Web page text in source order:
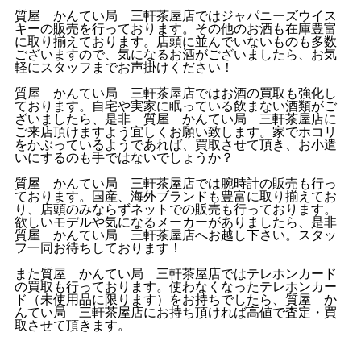
質屋 かんてい局 三軒茶屋店ではジャパニーズウイス
キーの販売を行っております。その他のお酒も在庫豊富
に取り揃えております。店頭に並んでいないものも多数
ございますので、気になるお酒がございましたら、お気
軽にスタッフまでお声掛けください！
質屋 かんてい局 三軒茶屋店ではお酒の買取も強化し
ております。自宅や実家に眠っている飲まない酒類がご
ざいましたら、是非 質屋 かんてい局 三軒茶屋店に
ご来店頂けますよう宜しくお願い致します。家でホコリ
をかぶっているようであれば、買取させて頂き、お小遣
いにするのも手ではないでしょうか？
質屋 かんてい局 三軒茶屋店では腕時計の販売も行っ
ております。国産、海外ブランドも豊富に取り揃えてお
り、店頭のみならずネットでの販売も行っております。
欲しいモデルや気になるメーカーがありましたら、是非
質屋 かんてい局 三軒茶屋店へお越し下さい。スタッ
フ一同お待ちしております！
また質屋 かんてい局 三軒茶屋店ではテレホンカード
の買取も行っております。使わなくなったテレホンカー
ド（未使用品に限ります）をお持ちでしたら、質屋 か
んてい局 三軒茶屋店にお持ち頂ければ高値で査定・買
取させて頂きます。